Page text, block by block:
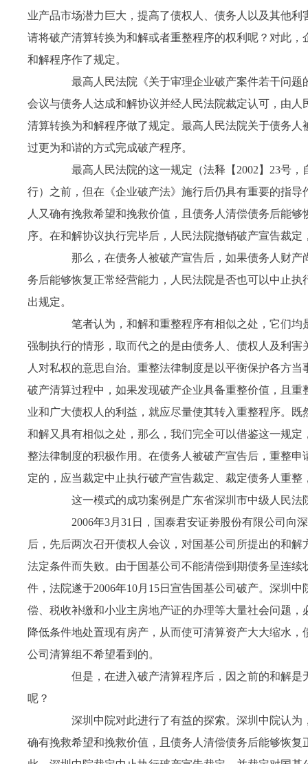
业产品市场潜力巨大，提高了债权人、债务人以及其他
请将破产清算转换为和解或者重整程序的权利呢？对此，
和解程序作了规定。
最高人民法院《关于审理企业破产案件若干问题
会议与债务人达成和解协议并经人民法院裁定认可，由
清算转换为和解程序做了规定。最高人民法院关于债务
过更为和谐的方式完成破产程序。
最高人民法院的这一规定（法释【 2002 】 23号，
行）之前，但在《企业破产法》施行后仍具有重要的指
人又确有挽救希望和挽救价值，且债务人清偿债务后能
序。在和解协议执行完毕后，人民法院撤销破产宣告裁
那么，在债务人被破产宣告后，如果债务人财产
务后能够恢复正常经营能力，人民法院是否也可以中止
出规定。
笔者认为，和解和重整程序有相似之处，它们均
强制执行的情形，取而代之的是由债务人、债权人及利
人对私权的意思自治。重整法律制度是以平衡保护各方
破产清算过程中，如果发现破产企业具备重整价值，且
业和广大债权人的利益，就应尽量使其转入重整程序。
和解又具有相似之处，那么，我们完全可以借鉴这一规
整法律制度的积极作用。在债务人被破产宣告后，重整
定的，应当裁定中止执行破产宣告裁定、裁定债务人重
这一模式的成功案例是广东省深圳市中级人民法
2006年3月 31 日
，国泰君安证劵股份有限公司向
后，先后两次召开债权人会议，对国基公司所提出的和
法定条件而失败。由于国基公司不能清偿到期债务呈连
件，法院遂于2006年10月 15日宣告国基公司破产。深圳中
偿、税收补缴和小业主房地产证的办理等大量社会问题
降低条件地处置现有房产，从而使可清算资产大大缩水
公司清算组不希望看到的。
但是，在进入破产清算程序后，因之前的和解是
呢？
深圳中院对此进行了有益的探索。深圳中院认为
确有挽救希望和挽救价值，且债务人清偿债务后能够恢